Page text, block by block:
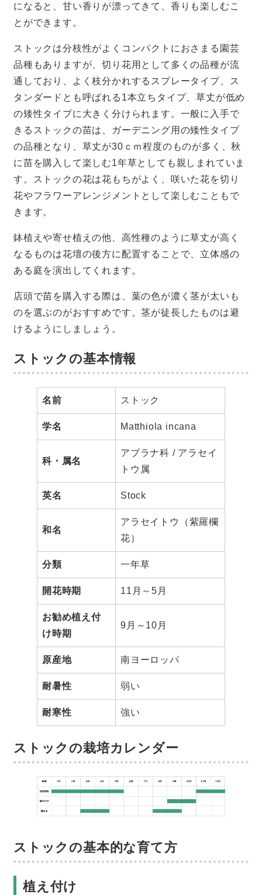
になると、甘い香りが漂ってきて、香りも楽しむこ
とができます。
ストックは分枝性がよくコンパクトにおさまる園芸
品種もありますが、切り花用として多くの品種が流
通しており、よく枝分かれするスプレータイプ、ス
タンダードとも呼ばれる1本立ちタイプ、草丈が低め
の矮性タイプに大きく分けられます。一般に入手で
きるストックの苗は、ガーデニング用の矮性タイプ
の品種となり、草丈が30ｃｍ程度のものが多く、秋
に苗を購入して楽しむ1年草としても親しまれていま
す。ストックの花は花もちがよく、咲いた花を切り
花やフラワーアレンジメントとして楽しむこともで
きます。
鉢植えや寄せ植えの他、高性種のように草丈が高く
なるものは花壇の後方に配置することで、立体感の
ある庭を演出してくれます。
店頭で苗を購入する際は、葉の色が濃く茎が太いも
のを選ぶのがおすすめです。茎が徒長したものは避
けるようにしましょう。
ストックの基本情報
名前 ストック
学名 Matthiola incana
科・属名
アブラナ科 / アラセイ
トウ属
英名 Stock
和名
アラセイトウ（紫羅欄
花）
分類 一年草
開花時期 11月～5月
お勧め植え付
け時期
9月～10月
原産地 南ヨーロッパ
耐暑性 弱い
耐寒性 強い
ストックの栽培カレンダー
ストックの基本的な育て方
植え付け